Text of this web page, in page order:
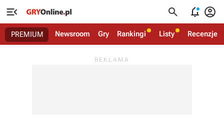
   
PREMIUM Newsroom Gry Rankingi Listy Recenzje